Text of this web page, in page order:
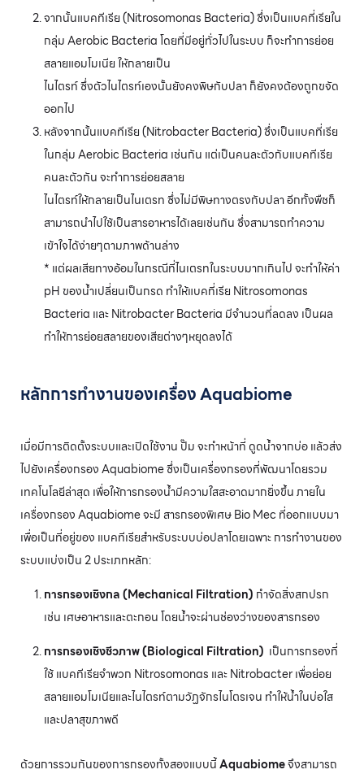
จากนั้นแบคทีเรีย (Nitrosomonas Bacteria) ซึ่งเป็นแบคที่เรียใน
กลุ่ม Aerobic Bacteria โดยที่มีอยู่ทั่วไปในระบบ ก็จะทำการย่อย
สลายแอมโมเนีย ให้กลายเป็น
ไนไตรท์ ซึ่งตัวไนไตรท์เองนั้นยังคงพิษกับปลา ก็ยังคงต้องถูกขจัด
ออกไป
หลังจากนั้นแบคทีเรีย (Nitrobacter Bacteria) ซึ่งเป็นแบคที่เรีย
ในกลุ่ม Aerobic Bacteria เช่นกัน แต่เป็นคนละตัวกับแบคทีเรีย
คนละตัวกัน จะทำการย่อยสลาย
ไนไตรท์ให้กลายเป็นไนเตรท ซึ่งไม่มีพิษทางตรงกับปลา อีกทั้งพืชก็
สามารถนำไปใช้เป็นสารอาหารได้เลยเช่นกัน ซึ่งสามารถทำความ
เข้าใจได้ง่ายๆตามภาพด้านล่าง
* แต่ผลเสียทางอ้อมในกรณีที่ไนเตรทในระบบมากเกินไป จะทำให้ค่า
pH ของน้ำเปลี่ยนเป็นกรด ทำให้แบคที่เรีย Nitrosomonas
Bacteria และ Nitrobacter Bacteria มีจำนวนที่ลดลง เป็นผล
ทำให้การย่อยสลายของเสียต่างๆหยุดลงได้
หลักการทำงานของเครื่อง Aquabiome
เมื่อมีการติดตั้งระบบและเปิดใช้งาน ปั๊ม จะทำหน้าที่ ดูดน้ำจากบ่อ แล้วส่ง
ไปยังเครื่องกรอง Aquabiome ซึ่งเป็นเครื่องกรองที่พัฒนาโดยรวม
เทคโนโลยีล่าสุด เพื่อให้การกรองน้ำมีความใสสะอาดมากยิ่งขึ้น ภายใน
เครื่องกรอง Aquabiome จะมี สารกรองพิเศษ Bio Mec ที่ออกแบบมา
เพื่อเป็นที่อยู่ของ แบคทีเรียสำหรับระบบบ่อปลาโดยเฉพาะ การทำงานของ
ระบบแบ่งเป็น 2 ประเภทหลัก:
การกรองเชิงกล (Mechanical Filtration) กำจัดสิ่งสกปรก
เช่น เศษอาหารและตะกอน โดยน้ำจะผ่านช่องว่างของสารกรอง
การกรองเชิงชีวภาพ (Biological Filtration) เป็นการกรองที่
ใช้ แบคทีเรียจำพวก Nitrosomonas และ Nitrobacter เพื่อย่อย
สลายแอมโมเนียและไนไตรท์ตามวัฏจักรไนโตรเจน ทำให้น้ำในบ่อใส
และปลาสุขภาพดี
ด้วยการรวมกันของการกรองทั้งสองแบบนี้Aquabiomeจึงสามารถ